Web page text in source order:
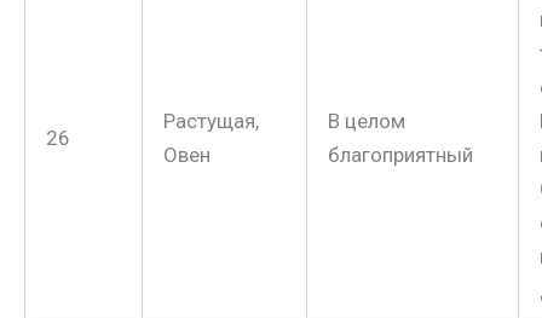
26
Растущая,
Овен
В целом
благоприятный